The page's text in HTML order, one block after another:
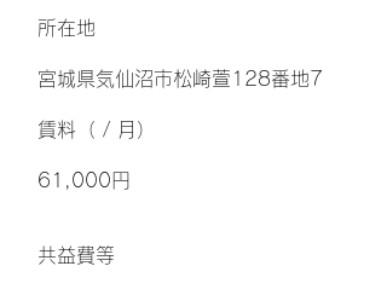
所在地
宮城県気仙沼市松崎萱128番地7
​賃料（ / 月）
61,000円
​共益費等